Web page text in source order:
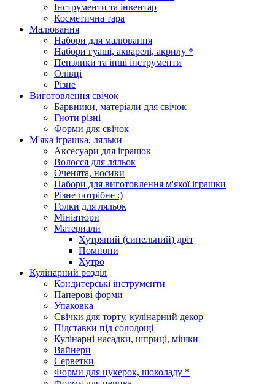
Інструменти та інвентар
Косметична тара
Малювання
Набори для малювання
Набори гуаші, акварелі, акрилу *
Пензлики та інші інструменти
Олівці
Різне
Виготовлення свічок
Барвники, матеріали для свічок
Гноти різні
Форми для свічок
М'яка іграшка, ляльки
Аксесуари для іграшок
Волосся для ляльок
Оченята, носики
Набори для виготовлення м'якої іграшки
Різне потрібне :)
Голки для ляльок
Мініатюри
Материали
Хутряний (синельний) дріт
Помпони
Хутро
Кулінарний розділ
Кондитерські інструменти
Паперові форми
Упаковка
Свічки для торту, кулінарний декор
Підставки під солодощі
Кулінарні насадки, шприці, мішки
Вайнери
Серветки
Форми для цукерок, шоколаду *